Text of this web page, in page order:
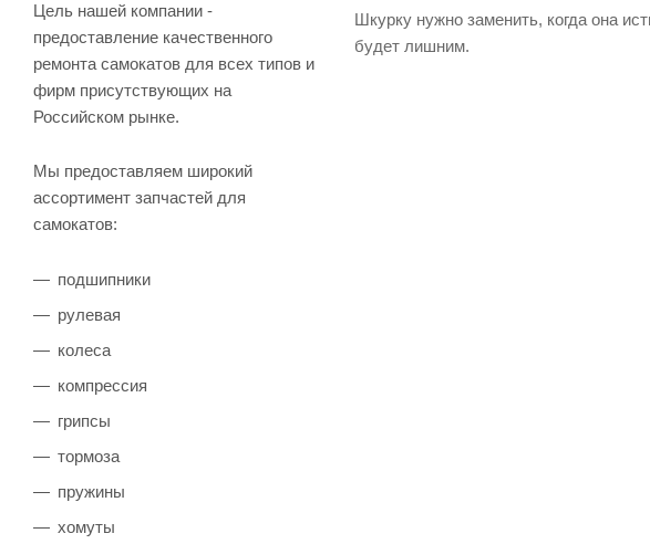
Шкурку нужно заменить, когда она
будет лишним.
Цель нашей компании -
предоставление качественного
ремонта самокатов для всех типов и
фирм присутствующих на
Российском рынке.
Мы предоставляем широкий
ассортимент запчастей для
самокатов:
подшипники
рулевая
колеса
компрессия
грипсы
тормоза
пружины
хомуты